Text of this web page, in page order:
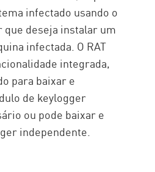
infectado usando o
que deseja instalar um
infectada. O RAT
integrada,
para baixar e
de keylogger
ou pode baixar e
independente.